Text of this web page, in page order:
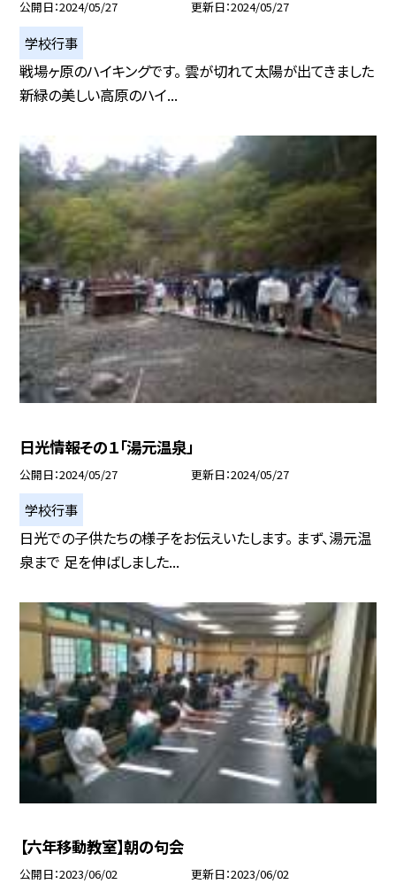
公開日 2024/05/27 更新日 2024/05/27
学校行事
戦場ヶ原のハイキングです。 雲が切れて太陽が出てきました
新緑の美しい高原のハイ...
日光情報その１「湯元温泉」
公開日 2024/05/27 更新日 2024/05/27
学校行事
日光での子供たちの様子をお伝えいたします。 まず、湯元温
泉まで 足を伸ばしました...
【六年移動教室】朝の句会
公開日 2023/06/02 更新日 2023/06/02